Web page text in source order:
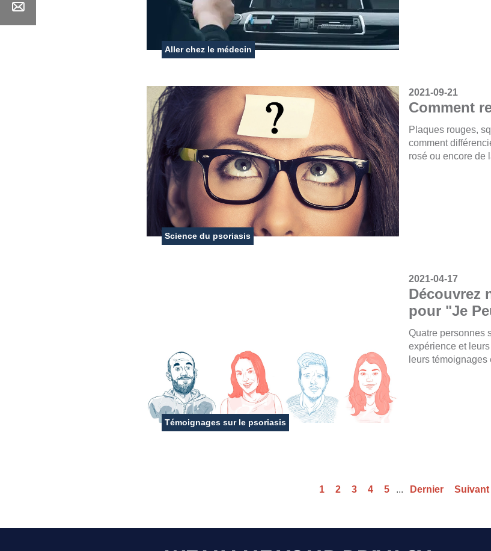
Aller chez le médecin
Science du psoriasis
2021-09-21
Comment
Plaques rouges,
comment
rosé ou encore de
Témoignages sur le psoriasis
2021-04-17
Découvrez
pour "Je
Quatre personnes
expérience et
leurs témoignages
1 2 3 4 5 ... Dernier Suivant